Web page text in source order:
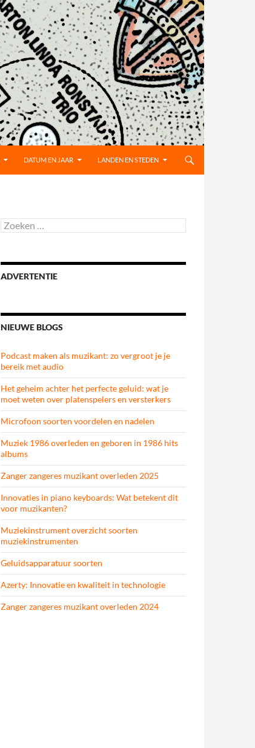
DATUM EN JAAR LANDEN EN STEDEN
Zoeken
naar:
ADVERTENTIE
NIEUWE BLOGS
Podcast maken als muzikant: zo vergroot je je
bereik met audio
Het geheim achter het perfecte geluid: wat je
moet weten over platenspelers en versterkers
Microfoon soorten voordelen en nadelen
Muziek 1986 overleden en geboren in 1986 hits
albums
Zanger zangeres muzikant overleden 2025
Innovaties in piano keyboards: Wat betekent dit
voor muzikanten?
Muziekinstrument overzicht soorten
muziekinstrumenten
Geluidsapparatuur soorten
Azerty: Innovatie en kwaliteit in technologie
Zanger zangeres muzikant overleden 2024